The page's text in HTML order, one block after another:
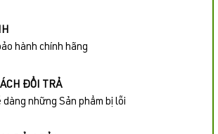
hành chính hãng
ĐỔI TRẢ
những Sản phẩm bị lỗi